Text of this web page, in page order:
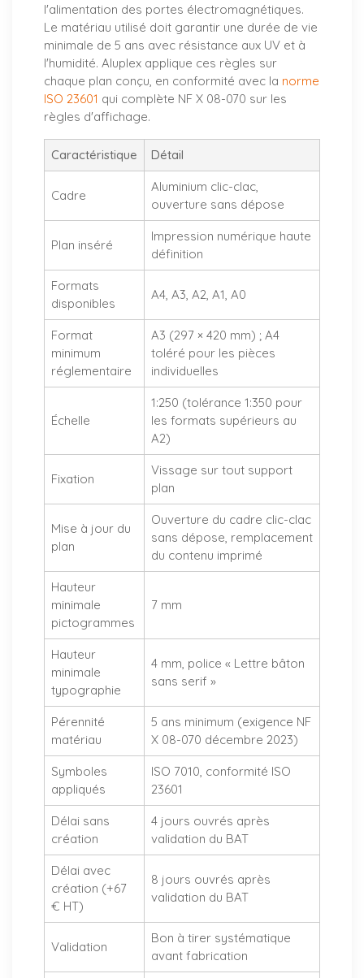
l'alimentation des portes électromagnétiques.
Le matériau utilisé doit garantir une durée de vie
minimale de 5 ans avec résistance aux UV et à
l'humidité. Aluplex applique ces règles sur
chaque plan conçu, en conformité avec la norme
ISO 23601 qui complète NF X 08-070 sur les
règles d'affichage.
Caractéristique Détail
Cadre
Aluminium clic-clac,
ouverture sans dépose
Plan inséré
Impression numérique haute
définition
Formats
disponibles
A4, A3, A2, A1, A0
Format
minimum
réglementaire
A3 (297 × 420 mm) ; A4
toléré pour les pièces
individuelles
Échelle
1:250 (tolérance 1:350 pour
les formats supérieurs au
A2)
Fixation
Vissage sur tout support
plan
Mise à jour du
plan
Ouverture du cadre clic-clac
sans dépose, remplacement
du contenu imprimé
Hauteur
minimale
pictogrammes
7 mm
Hauteur
minimale
typographie
4 mm, police « Lettre bâton
sans serif »
Pérennité
matériau
5 ans minimum (exigence NF
X 08-070 décembre 2023)
Symboles
appliqués
ISO 7010, conformité ISO
23601
Délai sans
création
4 jours ouvrés après
validation du BAT
Délai avec
création (+67
€ HT)
8 jours ouvrés après
validation du BAT
Validation
Bon à tirer systématique
avant fabrication